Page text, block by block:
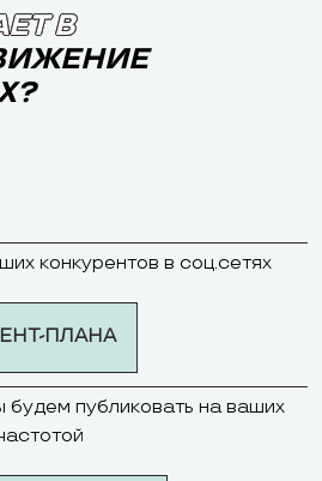
В
конкурентов в соц.сетях
ПЛАНА
будем публиковать на ваших